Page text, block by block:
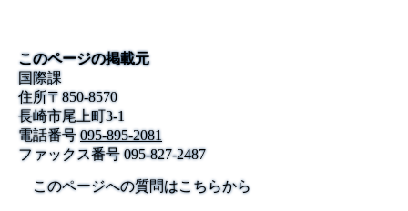
このページの掲載元
国際課
住所〒850-8570
長崎市尾上町3-1
電話番号 095-895-2081
ファックス番号095-827-2487
このページへの質問はこちらから